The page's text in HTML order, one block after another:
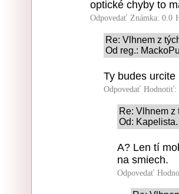
optické chyby to
Odpovedať Známka: 0.0
Re: Vlhnem z
Od reg.:
Ty budes
Odpovedať Hodnotiť:
Re: Vlhnem z
Od:
A? Len tí
na smiech.
Odpovedať